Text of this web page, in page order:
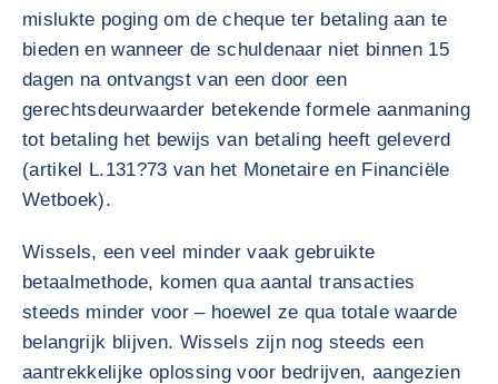
mislukte poging om de cheque ter betaling aan te
bieden en wanneer de schuldenaar niet binnen 15
dagen na ontvangst van een door een
gerechtsdeurwaarder betekende formele aanmaning
tot betaling het bewijs van betaling heeft geleverd
(artikel L.131?73 van het Monetaire en Financiële
Wetboek).
Wissels, een veel minder vaak gebruikte
betaalmethode, komen qua aantal transacties
steeds minder voor – hoewel ze qua totale waarde
belangrijk blijven. Wissels zijn nog steeds een
aantrekkelijke oplossing voor bedrijven, aangezien